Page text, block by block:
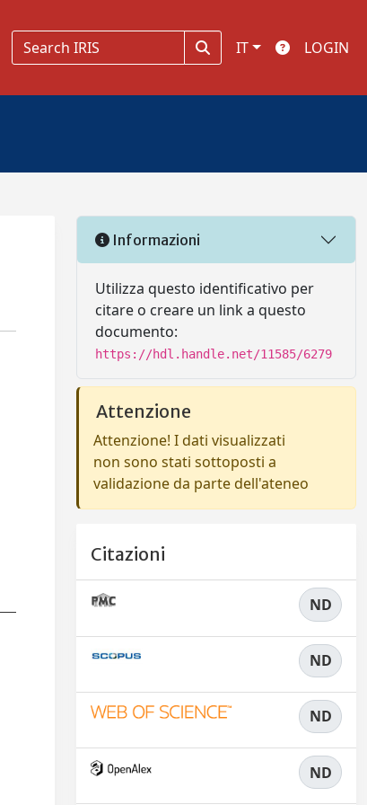
IT LOGIN
Informazioni
Utilizza questo identificativo per
citare o creare un link a questo
documento:
https://hdl.handle.net/11585/6279
Attenzione
Attenzione! I dati visualizzati
non sono stati sottoposti a
validazione da parte dell'ateneo
Citazioni
ND
ND
ND
ND